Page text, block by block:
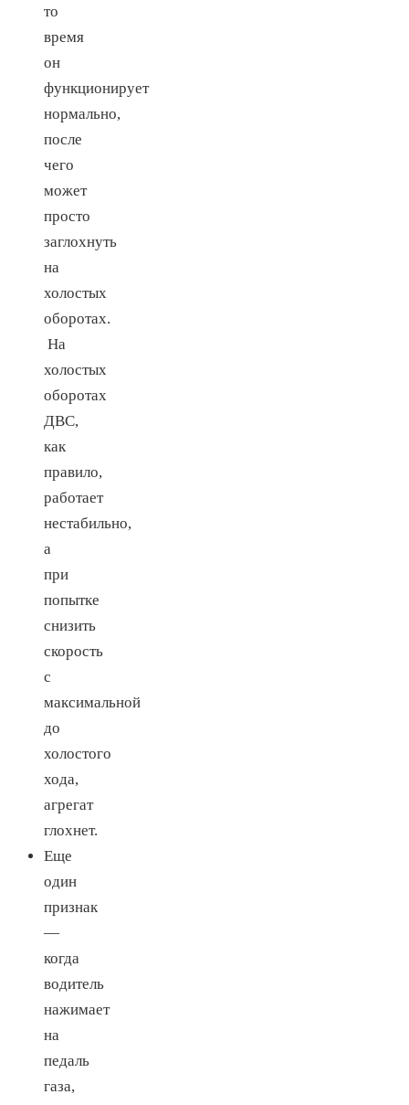
то
время
он
функционирует
нормально,
после
чего
может
просто
заглохнуть
на
холостых
оборотах.
На
холостых
оборотах
ДВС,
как
правило,
работает
нестабильно,
а
при
попытке
снизить
скорость
с
максимальной
до
холостого
хода,
агрегат
глохнет.
Еще
один
признак
—
когда
водитель
нажимает
на
педаль
газа,